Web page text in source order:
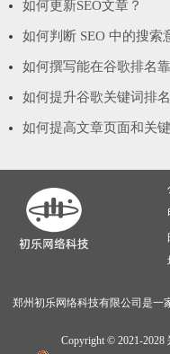
如何更新SEO文章？
如何判断 SEO 中的搜索
如何撰写能在谷歌排名
如何提升谷歌关键词排名
如何提高文章页面和关
郑州初乐网络科技有限公司是一
Copyright © 2021-2028